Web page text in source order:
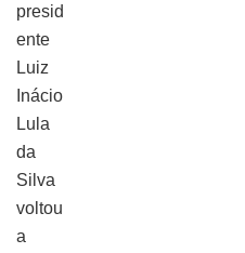
presid
ente
Luiz
Inácio
Lula
da
Silva
voltou
a